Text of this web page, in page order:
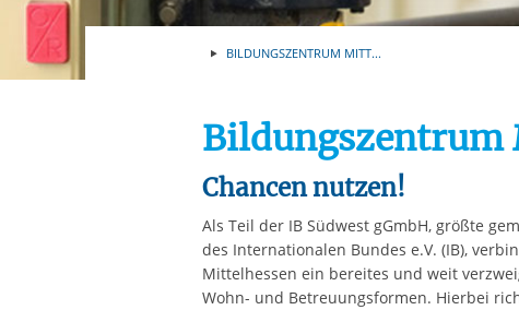
Ihre etwaige Einwilligung
der von Ihnen aufgerufenen
aufgrund berechtigter
BILDUNGSZENTRUM MITT...
Bildungszentrum
Chancen nutzen!
Als Teil der IB Südwest gGmbH, größte
des Internationalen Bundes e.V. (IB),
Mittelhessen ein bereites und weit
Wohn- und Betreuungsformen. Hierbei